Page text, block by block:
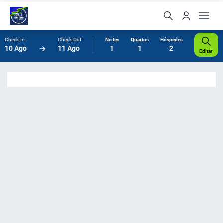
Check-In
10 Ago
Check-Out
11 Ago
Noites
1
Quartos
1
Hóspedes
2 Editar